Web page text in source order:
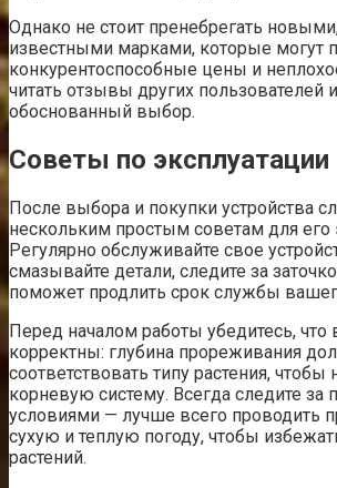
Однако не стоит пренебрегать
известными марками, которые могут
конкурентоспособные цены и
читать отзывы других пользователей
обоснованный выбор.
Советы по эксплуатации
После выбора и покупки устройства
нескольким простым советам для его
Регулярно обслуживайте свое
смазывайте детали, следите за
поможет продлить срок службы
Перед началом работы убедитесь, что
корректны: глубина прореживания
соответствовать типу растения, чтобы
корневую систему. Всегда следите за
условиями — лучше всего проводить
сухую и теплую погоду, чтобы
растений.